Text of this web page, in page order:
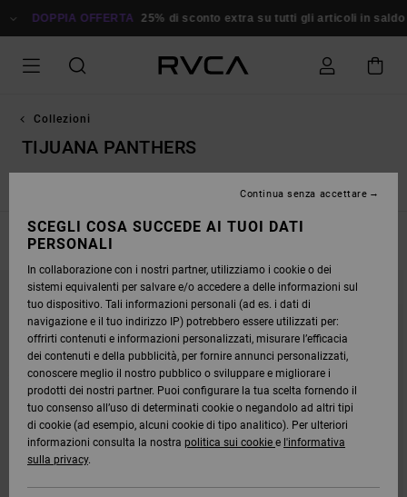
ALLADOPPIA OFFERTA 25% di sconto extra su tutti gli articoli in saldo
Collezioni
TIJUANA PANTHERS
Tarot Series Exotica
FILTRA E ORDINA
SALTA
CRITERI
FILTRO
VISUALIZZA
SCEGLI COSA SUCCEDE AI TUOI DATI
PERSONALI
In collaborazione con i nostri partner, utilizziamo i cookie o dei
sistemi equivalenti per salvare e/o accedere a delle informazioni sul
tuo dispositivo. Tali informazioni personali (ad es. i dati di
navigazione e il tuo indirizzo IP) potrebbero essere utilizzati per:
offrirti contenuti e informazioni personalizzati, misurare l’efficacia
dei contenuti e della pubblicità, per fornire annunci personalizzati,
conoscere meglio il nostro pubblico o sviluppare e migliorare i
prodotti dei nostri partner. Puoi configurare la tua scelta fornendo il
tuo consenso all’uso di determinati cookie o negandolo ad altri tipi
di cookie (ad esempio, alcuni cookie di tipo analitico). Per ulteriori
informazioni consulta la nostra politica sui cookie e l'informativa
sulla privacy.
Continua senza accettare